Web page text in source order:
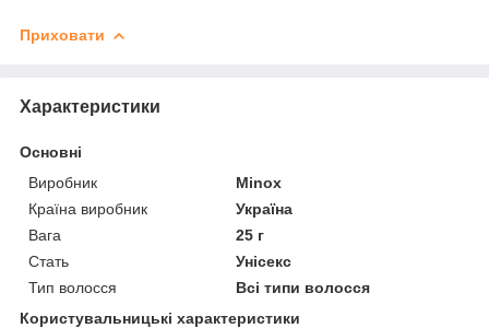
Приховати
Характеристики
Основні
Виробник
Minox
Країна виробник
Україна
Вага
25 г
Стать
Унісекс
Тип волосся
Всі типи волосся
Користувальницькі характеристики